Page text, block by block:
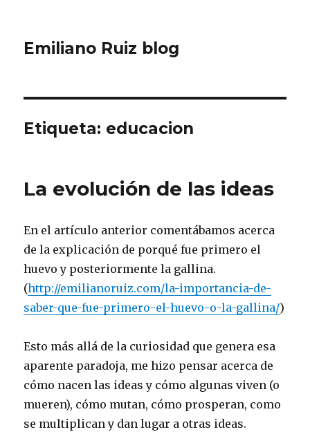
Emiliano Ruiz blog
Etiqueta: educacion
La evolución de las ideas
En el artículo anterior comentábamos acerca
de la explicación de porqué fue primero el
huevo y posteriormente la gallina.
(http://emilianoruiz.com/la-importancia-de-
saber-que-fue-primero-el-huevo-o-la-gallina/)
Esto más allá de la curiosidad que genera esa
aparente paradoja, me hizo pensar acerca de
cómo nacen las ideas y cómo algunas viven (o
mueren), cómo mutan, cómo prosperan, como
se multiplican y dan lugar a otras ideas.